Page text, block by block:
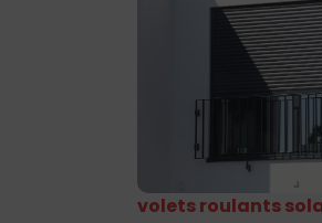
volets roulants